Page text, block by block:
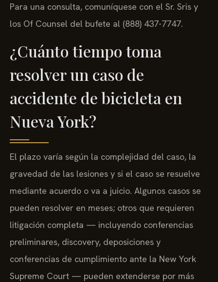
Para una consulta, comuníquese con el Sr. Sris y
los Of Counsel del bufete al (888) 437-7747.
¿Cuánto tiempo toma
resolver un caso de
accidente de bicicleta en
Nueva York?
El plazo varía según la complejidad del caso, la
gravedad de las lesiones y si el caso se resuelve
mediante acuerdo o va a juicio. Algunos casos se
pueden resolver en meses; otros que requieren
litigación completa — incluyendo conferencias
preliminares, discovery, deposiciones y
conferencias de cumplimiento ante la New York
Supreme Court — pueden extenderse por más